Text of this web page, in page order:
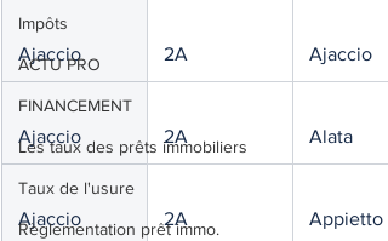
Impôts
ACTU PRO
FINANCEMENT
Les taux des prêts immobiliers
Taux de l'usure
Règlementation prêt immo.
Ajaccio 2A Ajaccio
Ajaccio 2A Alata
Ajaccio 2A Appietto